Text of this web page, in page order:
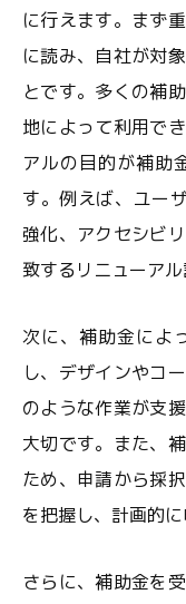
に行えます。まず
に読み、自社が対
とです。多くの補
地によって利用で
アルの目的が補助
す。例えば、ユー
強化、アクセシビ
致するリニューア
次に、補助金によ
し、デザインやコ
のような作業が支
大切です。また、
ため、申請から採
を把握し、計画的
さらに、補助金を